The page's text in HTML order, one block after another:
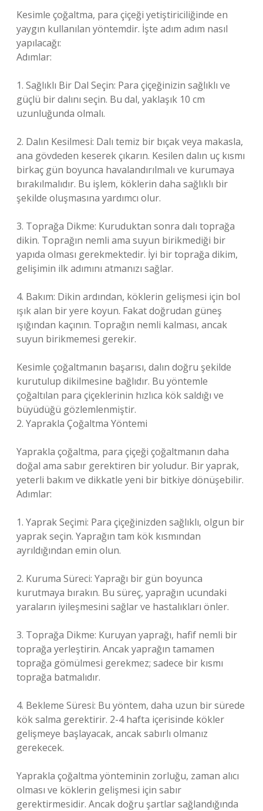
Kesimle çoğaltma, para çiçeği yetiştiriciliğinde en
yaygın kullanılan yöntemdir. İşte adım adım nasıl
yapılacağı:
Adımlar:
1. Sağlıklı Bir Dal Seçin: Para çiçeğinizin sağlıklı ve
güçlü bir dalını seçin. Bu dal, yaklaşık 10 cm
uzunluğunda olmalı.
2. Dalın Kesilmesi: Dalı temiz bir bıçak veya makasla,
ana gövdeden keserek çıkarın. Kesilen dalın uç kısmı
birkaç gün boyunca havalandırılmalı ve kurumaya
bırakılmalıdır. Bu işlem, köklerin daha sağlıklı bir
şekilde oluşmasına yardımcı olur.
3. Toprağa Dikme: Kuruduktan sonra dalı toprağa
dikin. Toprağın nemli ama suyun birikmediği bir
yapıda olması gerekmektedir. İyi bir toprağa dikim,
gelişimin ilk adımını atmanızı sağlar.
4. Bakım: Dikin ardından, köklerin gelişmesi için bol
ışık alan bir yere koyun. Fakat doğrudan güneş
ışığından kaçının. Toprağın nemli kalması, ancak
suyun birikmemesi gerekir.
Kesimle çoğaltmanın başarısı, dalın doğru şekilde
kurutulup dikilmesine bağlıdır. Bu yöntemle
çoğaltılan para çiçeklerinin hızlıca kök saldığı ve
büyüdüğü gözlemlenmiştir.
2. Yaprakla Çoğaltma Yöntemi
Yaprakla çoğaltma, para çiçeği çoğaltmanın daha
doğal ama sabır gerektiren bir yoludur. Bir yaprak,
yeterli bakım ve dikkatle yeni bir bitkiye dönüşebilir.
Adımlar:
1. Yaprak Seçimi: Para çiçeğinizden sağlıklı, olgun bir
yaprak seçin. Yaprağın tam kök kısmından
ayrıldığından emin olun.
2. Kuruma Süreci: Yaprağı bir gün boyunca
kurutmaya bırakın. Bu süreç, yaprağın ucundaki
yaraların iyileşmesini sağlar ve hastalıkları önler.
3. Toprağa Dikme: Kuruyan yaprağı, hafif nemli bir
toprağa yerleştirin. Ancak yaprağın tamamen
toprağa gömülmesi gerekmez; sadece bir kısmı
toprağa batmalıdır.
4. Bekleme Süresi: Bu yöntem, daha uzun bir sürede
kök salma gerektirir. 2-4 hafta içerisinde kökler
gelişmeye başlayacak, ancak sabırlı olmanız
gerekecek.
Yaprakla çoğaltma yönteminin zorluğu, zaman alıcı
olması ve köklerin gelişmesi için sabır
gerektirmesidir. Ancak doğru şartlar sağlandığında